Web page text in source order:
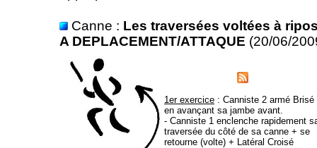
Canne : Les traversées voltées à
A DEPLACEMENT/ATTAQUE (20/06/
1er exercice : Canniste 2 armé Brisé
en avançant sa jambe avant.
- Canniste 1 enclenche rapidement
traversée du côté de sa canne + se
retourne (volte) + Latéral Croisé